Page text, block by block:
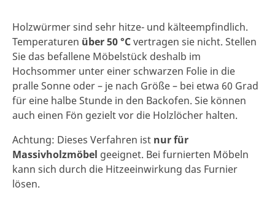
Holzwürmer sind sehr hitze- und kälteempfindlich.
Temperaturen über 50 °Cvertragen sie nicht. Stellen
Sie das befallene Möbelstück deshalb im
Hochsommer unter einer schwarzen Folie in die
pralle Sonne oder – je nach Größe – bei etwa 60 Grad
für eine halbe Stunde in den Backofen. Sie können
auch einen Fön gezielt vor die Holzlöcher halten.
Achtung: Dieses Verfahren ist nur für
Massivholzmöbel geeignet. Bei furnierten Möbeln
kann sich durch die Hitzeeinwirkung das Furnier
lösen.